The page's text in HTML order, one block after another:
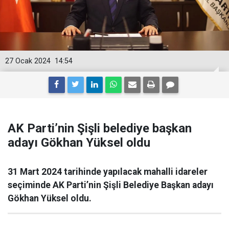
14:54
27 Ocak 2024
AK Parti’nin Şişli belediye başkan
adayı Gökhan Yüksel oldu
31 Mart 2024 tarihinde yapılacak mahalli idareler
seçiminde AK Parti’nin Şişli Belediye Başkan adayı
Gökhan Yüksel oldu.